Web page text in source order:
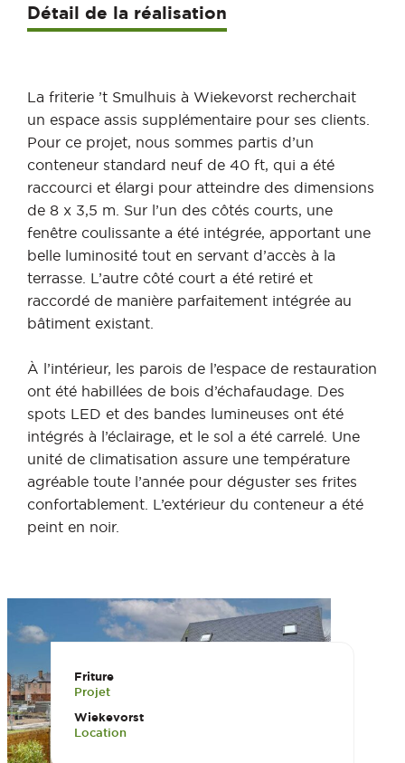
Friture
Projet
Wiekevorst
Location
Détail de la réalisation
La friterie ’t Smulhuis à Wiekevorst recherchait
un espace assis supplémentaire pour ses clients.
Pour ce projet, nous sommes partis d’un
conteneur standard neuf de 40 ft, qui a été
raccourci et élargi pour atteindre des dimensions
de 8 x 3,5 m. Sur l’un des côtés courts, une
fenêtre coulissante a été intégrée, apportant une
belle luminosité tout en servant d’accès à la
terrasse. L’autre côté court a été retiré et
raccordé de manière parfaitement intégrée au
bâtiment existant.
À l’intérieur, les parois de l’espace de restauration
ont été habillées de bois d’échafaudage. Des
spots LED et des bandes lumineuses ont été
intégrés à l’éclairage, et le sol a été carrelé. Une
unité de climatisation assure une température
agréable toute l’année pour déguster ses frites
confortablement. L’extérieur du conteneur a été
peint en noir.